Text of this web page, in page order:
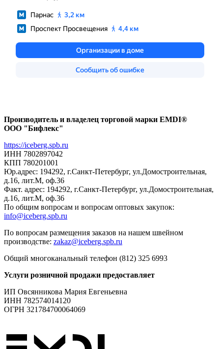
Производитель и владелец торговой марки EMDI®
ООО "Бифлекс"
https://iceberg.spb.ru
ИНН 7802897042
КПП 780201001
Юр.адрес: 194292, г.Санкт-Петербург, ул.Домостроительная,
д.16, лит.М, оф.36
Факт. адрес: 194292, г.Санкт-Петербург, ул.Домостроительная,
д.16, лит.М, оф.36
По общим вопросам и вопросам оптовых закупок:
info@iceberg.spb.ru
По вопросам размещения заказов на нашем швейном
производстве: zakaz@iceberg.spb.ru
Общий многоканальный телефон (812) 325 6993
Услуги розничной продажи предоставляет
ИП Овсянникова Мария Евгеньевна
ИНН 782574014120
ОГРН 321784700064069